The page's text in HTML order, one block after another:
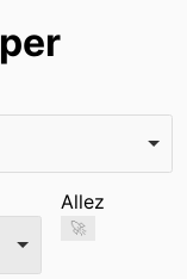
Allez
🚀